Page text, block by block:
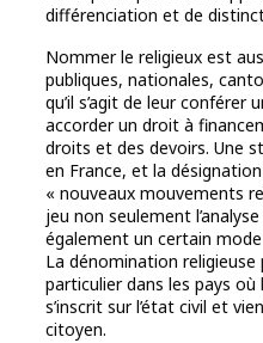
différenciation et de
Nommer le religieux est
publiques, nationales,
qu’il s’agit de leur conférer
accorder un droit à
droits et des devoirs. Une
en France, et la
« nouveaux mouvements
jeu non seulement
également un certain
La dénomination religieuse
particulier dans les pays où
s’inscrit sur l’état civil et
citoyen.